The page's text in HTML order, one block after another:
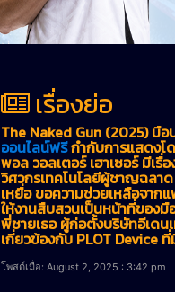
เรื่องย่อ
The Naked Gun (2025) มื
ออนไลน์ฟรีกำกับการแสดงโ
พอล วอลเตอร์ เฮาเซอร์ มีเรื่
วิศวกรเทคโนโลยีผู้ชาญฉลา
เหยื่อ ขอความช่วยเหลือจาก
ให้งานสืบสวนเป็นหน้าที่ของ
พี่ชายเธอ ผู้ก่อตั้งบริษัทอีเด
เกี่ยวข้องกับ PLOT Device
โพสต์เมื่อ: August 2, 2025 : 3:42 pm